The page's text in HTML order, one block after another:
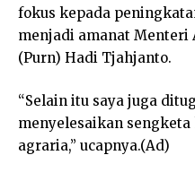
fokus kepada
menjadi amanat Menteri
(Purn) Hadi Tjahjanto.
“Selain itu saya juga
menyelesaikan
agraria,” ucapnya.(Ad)